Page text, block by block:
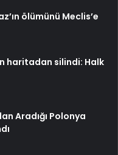
ölümünü Meclis’e
haritadan silindi: Halk
Aradığı Polonya